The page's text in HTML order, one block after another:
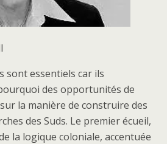
sont essentiels car ils
des opportunités de
la manière de construire des
des Suds. Le premier écueil,
la logique coloniale, accentuée